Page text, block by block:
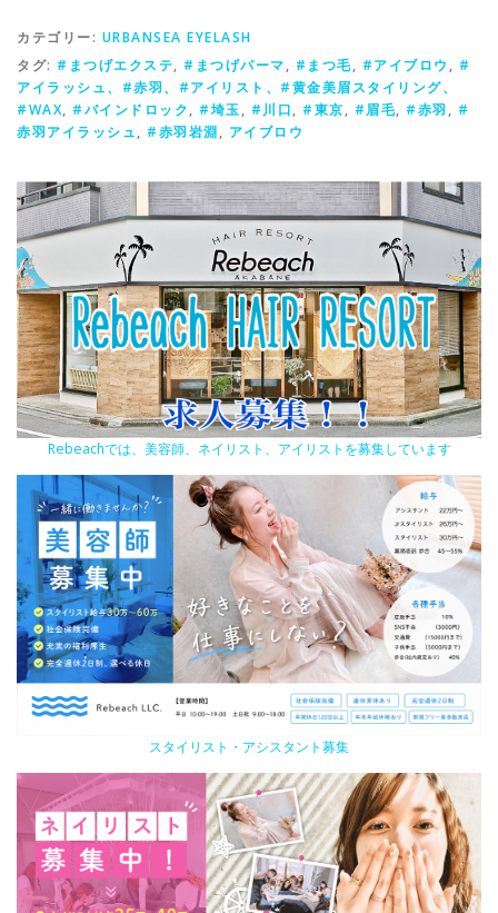
カテゴリー: URBANSEA EYELASH
タグ: #まつげエクステ, #まつげパーマ, #まつ毛, #アイブロウ , #
アイラッシュ、#赤羽、#アイリスト、#黄金美眉スタイリング、
#WAX, #バインドロック, #埼玉, #川口, #東京, #眉毛, #赤羽 , #
赤羽アイラッシュ, #赤羽岩淵, アイブロウ
Rebeachでは、美容師、ネイリスト、アイリストを募集しています
スタイリスト・アシスタント募集